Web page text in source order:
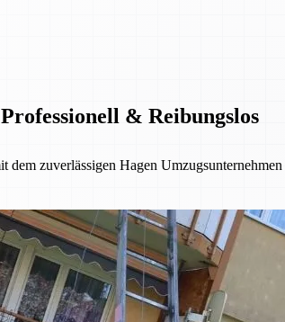
& Reibungslos
zuverlässigen Hagen